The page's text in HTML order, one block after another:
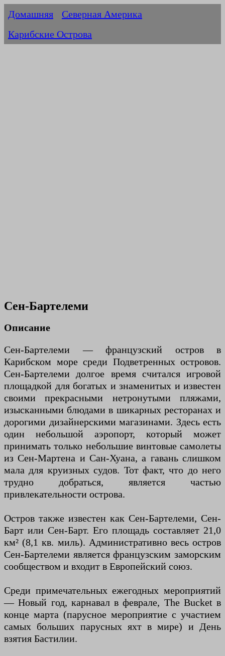
Домашняя
Северная Америка
Карибские Острова
Сен-Бартелеми
Описание
Сен-Бартелеми — французский остров в
Карибском море среди Подветренных островов.
Сен-Бартелеми долгое время считался игровой
площадкой для богатых и знаменитых и известен
своими прекрасными нетронутыми пляжами,
изысканными блюдами в шикарных ресторанах и
дорогими дизайнерскими магазинами. Здесь есть
один небольшой аэропорт, который может
принимать только небольшие винтовые самолеты
из Сен-Мартена и Сан-Хуана, а гавань слишком
мала для круизных судов. Тот факт, что до него
трудно добраться, является частью
привлекательности острова.
Остров также известен как Сен-Бартелеми, Сен-
Барт или Сен-Барт. Его площадь составляет 21,0
км² (8,1 кв. миль). Административно весь остров
Сен-Бартелеми является французским заморским
сообществом и входит в Европейский союз.
Среди примечательных ежегодных мероприятий
— Новый год, карнавал в феврале, The Bucket в
конце марта (парусное мероприятие с участием
самых больших парусных яхт в мире) и День
взятия Бастилии.